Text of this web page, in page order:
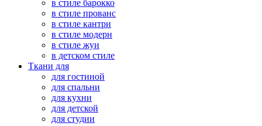
в стиле барокко
в стиле прованс
в стиле кантри
в стиле модерн
в стиле жуи
в детском стиле
Ткани для
для гостиной
для спальни
для кухни
для детской
для студии